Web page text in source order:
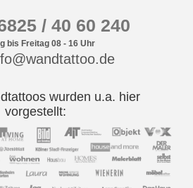
/ 40 60 240
bis Freitag 08 - 16 Uhr
wurden u.a. hier
vorgestellt: